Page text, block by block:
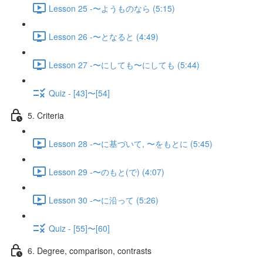
Lesson 25 -〜ようものなら (5:15)
Lesson 26 -〜となると (4:49)
Lesson 27 -〜にしても〜にしても (5:44)
Quiz - [43]〜[54]
5. Criteria
Lesson 28 -〜に基づいて, 〜をもとに (5:45)
Lesson 29 -〜のもと(で) (4:07)
Lesson 30 -〜に沿って (5:26)
Quiz - [55]〜[60]
6. Degree, comparison, contrasts